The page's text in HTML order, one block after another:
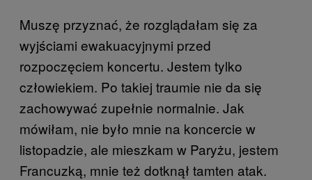
Muszę przyznać, że rozglądałam się za
wyjściami ewakuacyjnymi przed
rozpoczęciem koncertu. Jestem tylko
człowiekiem. Po takiej traumie nie da się
zachowywać zupełnie normalnie. Jak
mówiłam, nie było mnie na koncercie w
listopadzie, ale mieszkam w Paryżu, jestem
Francuzką, mnie też dotknął tamten atak.